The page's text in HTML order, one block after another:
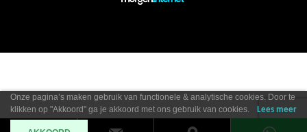
Onze pagina’s maken gebruik van functionele & analytische cookies. Door te
klikken op "Akkoord" ga je akkoord met ons gebruik van cookies.
Lees meer